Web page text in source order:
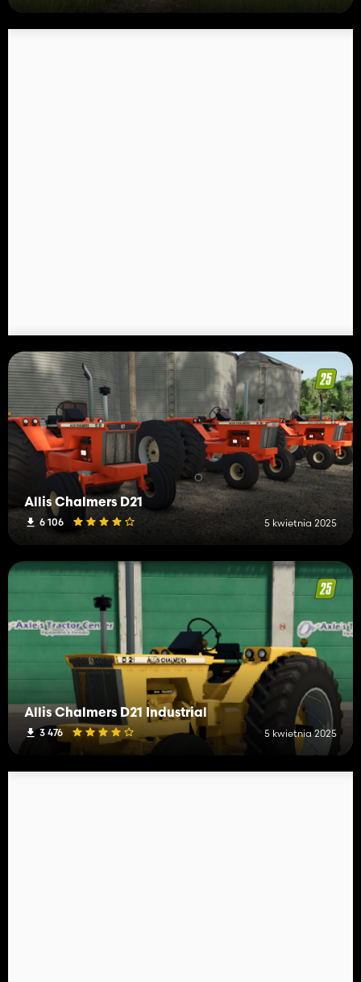
Allis Chalmers D21
6 106 5 kwietnia 2025
Allis Chalmers D21 Industrial
3 476 5 kwietnia 2025